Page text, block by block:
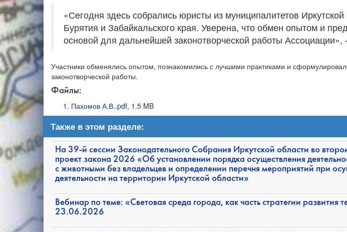
«Сегодня здесь собрались юристы из муниципалитетов Иркутской
Бурятия и Забайкальского края. Уверена, что обмен опытом и
основой для дальнейшей законотворческой работы
Участники обменялись опытом, познакомились с лучшими практиками и
законотворческой работы.
Файлы:
Пахомов А.В..pdf, 1.5 MB
Также в этом разделе:
На 39-й сессии Законодательного Собрания Иркутской области во
проект закона 2026 «Об установлении порядка осуществления
с животными без владельцев и определении перечня мероприятий при
деятельности на территории Иркутской области»
Вебинар по теме: «Световая среда города, как часть стратегии развития
23.06.2026